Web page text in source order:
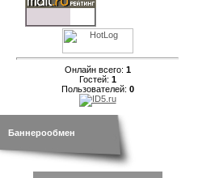
Онлайн всего: 1
Гостей: 1
Пользователей: 0
Баннерообмен